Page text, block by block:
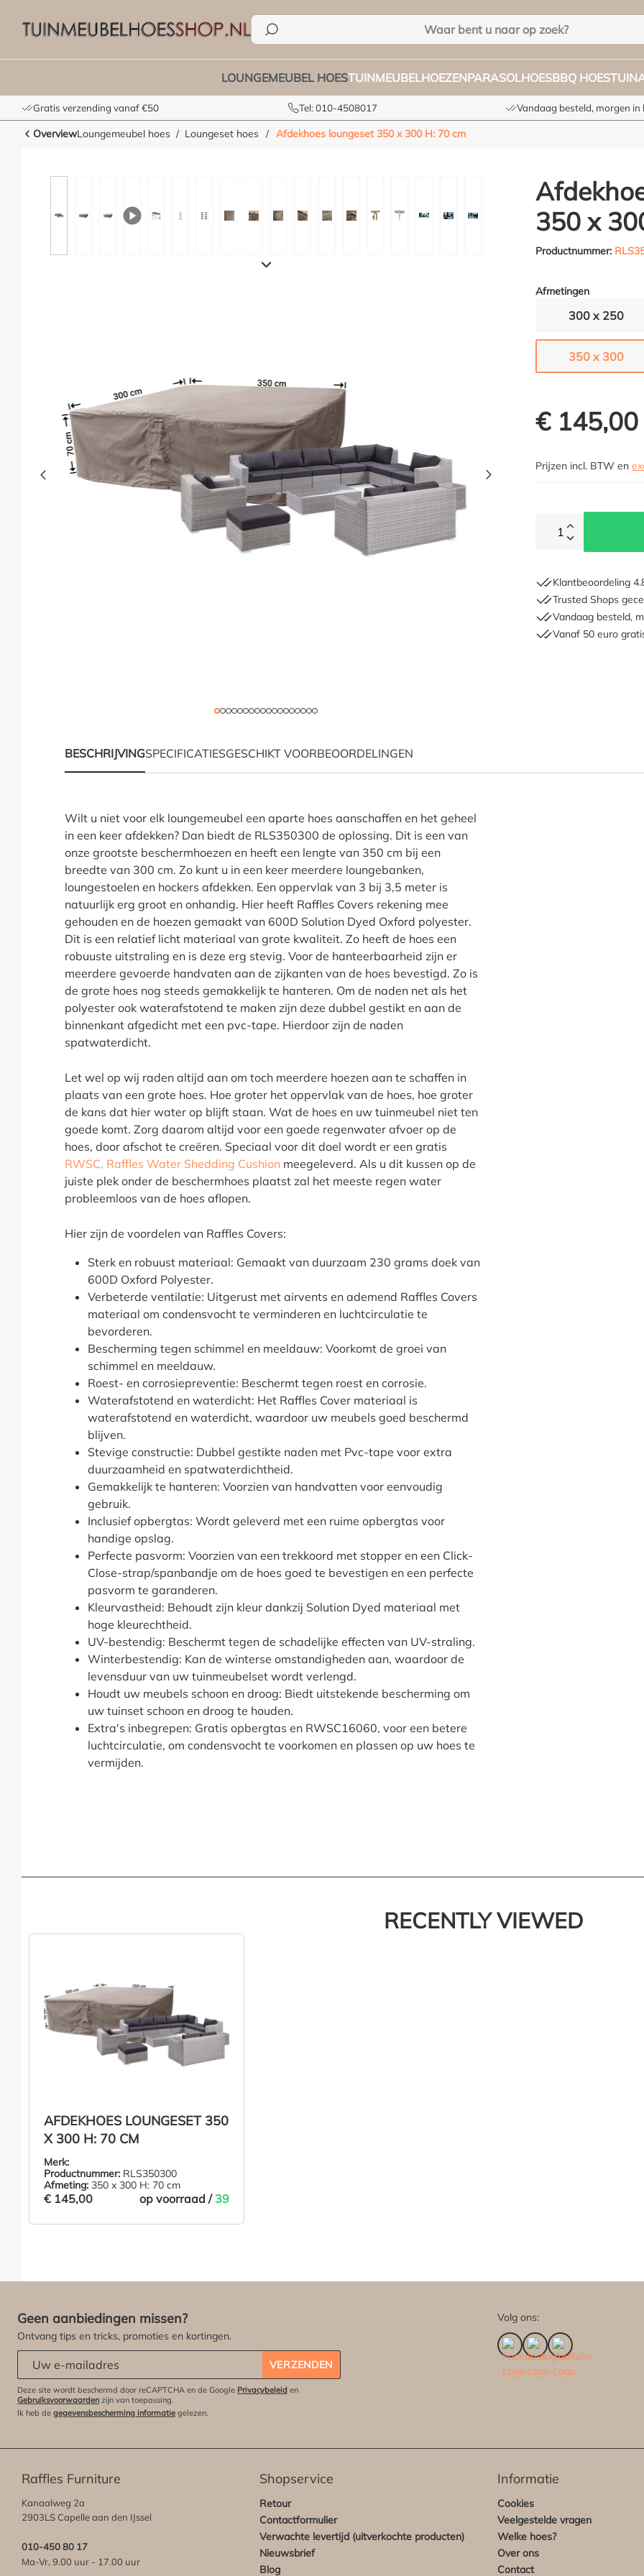
LOUNGEMEUBEL HOESTUINMEUBELHOEZENPARASOLHOESBBQ HOES
Gratis verzending vanaf €50 Tel: 010-4508017 Vandaag besteld, morgen in
OverviewLoungemeubel hoes Loungeset hoes / Afdekhoes loungeset 350 x 300 H: 70 cm
350 x
Productnummer:
Afmetingen
300 x 250
350 x 300
€ 145,00
Prijzen incl. BTW en
1
Klantbeoordeling
Trusted Shops
Vandaag besteld,
Vanaf 50 euro
BESCHRIJVINGSPECIFICATIESGESCHIKT VOORBEOORDELINGEN
Productinformatie "Afdekhoes loungeset 350 x
Wilt u niet voor elk loungemeubel een aparte hoes aanschaffen en het geheel
in een keer afdekken? Dan biedt de RLS350300 de oplossing. Dit is een van
onze grootste beschermhoezen en heeft een lengte van 350 cm bij een
breedte van 300 cm. Zo kunt u in een keer meerdere loungebanken,
loungestoelen en hockers afdekken. Een oppervlak van 3 bij 3,5 meter is
natuurlijk erg groot en onhandig. Hier heeft Raffles Covers rekening mee
gehouden en de hoezen gemaakt van 600D Solution Dyed Oxford polyester.
Dit is een relatief licht materiaal van grote kwaliteit. Zo heeft de hoes een
robuuste uitstraling en is deze erg stevig. Voor de hanteerbaarheid zijn er
meerdere gevoerde handvaten aan de zijkanten van de hoes bevestigd. Zo is
de grote hoes nog steeds gemakkelijk te hanteren. Om de naden net als het
polyester ook waterafstotend te maken zijn deze dubbel gestikt en aan de
binnenkant afgedicht met een pvc-tape. Hierdoor zijn de naden
spatwaterdicht.
Let wel op wij raden altijd aan om toch meerdere hoezen aan te schaffen in
plaats van een grote hoes. Hoe groter het oppervlak van de hoes, hoe groter
de kans dat hier water op blijft staan. Wat de hoes en uw tuinmeubel niet ten
goede komt. Zorg daarom altijd voor een goede regenwater afvoer op de
hoes, door afschot te creëren. Speciaal voor dit doel wordt er een gratis
RWSC, Raffles Water Shedding Cushion meegeleverd. Als u dit kussen op de
juiste plek onder de beschermhoes plaatst zal het meeste regen water
probleemloos van de hoes aflopen.
Hier zijn de voordelen van Raffles Covers:
Sterk en robuust materiaal: Gemaakt van duurzaam 230 grams doek van
600D Oxford Polyester.
Verbeterde ventilatie: Uitgerust met airvents en ademend Raffles Covers
materiaal om condensvocht te verminderen en luchtcirculatie te
bevorderen.
Bescherming tegen schimmel en meeldauw: Voorkomt de groei van
schimmel en meeldauw.
Roest- en corrosiepreventie: Beschermt tegen roest en corrosie.
Waterafstotend en waterdicht: Het Raffles Cover materiaal is
waterafstotend en waterdicht, waardoor uw meubels goed beschermd
blijven.
Stevige constructie: Dubbel gestikte naden met Pvc-tape voor extra
duurzaamheid en spatwaterdichtheid.
Gemakkelijk te hanteren: Voorzien van handvatten voor eenvoudig
gebruik.
Inclusief opbergtas: Wordt geleverd met een ruime opbergtas voor
handige opslag.
Perfecte pasvorm: Voorzien van een trekkoord met stopper en een Click-
Close-strap/spanbandje om de hoes goed te bevestigen en een perfecte
pasvorm te garanderen.
Kleurvastheid: Behoudt zijn kleur dankzij Solution Dyed materiaal met
hoge kleurechtheid.
UV-bestendig: Beschermt tegen de schadelijke effecten van UV-straling.
Winterbestendig: Kan de winterse omstandigheden aan, waardoor de
levensduur van uw tuinmeubelset wordt verlengd.
Houdt uw meubels schoon en droog: Biedt uitstekende bescherming om
uw tuinset schoon en droog te houden.
Extra's inbegrepen: Gratis opbergtas en RWSC16060, voor een betere
luchtcirculatie, om condensvocht te voorkomen en plassen op uw hoes te
vermijden.
RECENTLY VIEWED
AFDEKHOES LOUNGESET 350
X 300 H: 70 CM
Merk:
Productnummer: RLS350300
Afmeting: 350 x 300 H: 70 cm
€ 145,00 op voorraad / 39
Geen aanbiedingen missen?
Ontvang tips en tricks, promoties en kortingen.
VERZENDEN
Deze site wordt beschermd door reCAPTCHA en de Google Privacybeleid en
Gebruiksvoorwaarden zijn van toepassing.
Ik heb de gegevensbescherming informatie gelezen.
Volg ons:
Raffles Furniture
Kanaalweg 2a
2903LS Capelle aan den IJssel
010-450 80 17
Ma-Vr, 9.00 uur - 17.00 uur
Shopservice
Retour
Contactformulier
Verwachte levertijd (uitverkochte producten)
Nieuwsbrief
Blog
Informatie
Cookies
Veelgestelde vragen
Welke hoes?
Over ons
Contact